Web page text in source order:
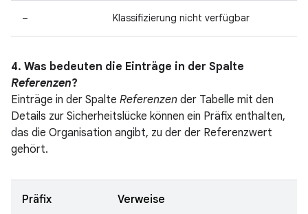
– Klassifizierung nicht verfügbar
4. Was bedeuten die Einträge in der Spalte
Referenzen?
Einträge in der Spalte Referenzen der Tabelle mit den
Details zur Sicherheitslücke können ein Präfix enthalten,
das die Organisation angibt, zu der der Referenzwert
gehört.
Präfix Verweise